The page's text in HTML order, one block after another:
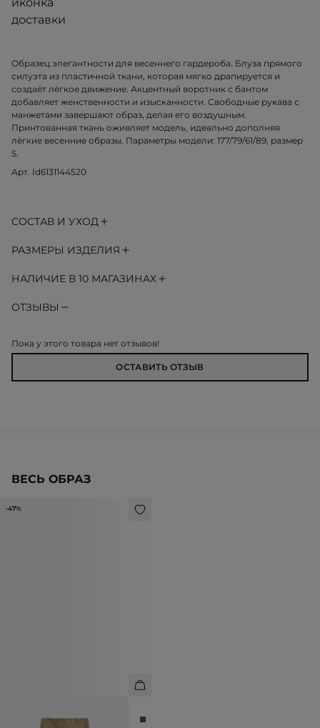
Образец элегантности для весеннего гардероба. Блуза прямого
силуэта из пластичной ткани, которая мягко драпируется и
создаёт лёгкое движение. Акцентный воротник с бантом
добавляет женственности и изысканности. Свободные рукава с
манжетами завершают образ, делая его воздушным.
Принтованная ткань оживляет модель, идеально дополняя
лёгкие весенние образы. Параметры модели: 177/79/61/89, размер
S.
Арт. Id6131144520
СОСТАВ И УХОД
РАЗМЕРЫ ИЗДЕЛИЯ
НАЛИЧИЕ В 10 МАГАЗИНАХ
ОТЗЫВЫ
Пока у этого товара нет отзывов!
ОСТАВИТЬ ОТЗЫВ
ВЕСЬ ОБРАЗ
-47%
16 990 ₽